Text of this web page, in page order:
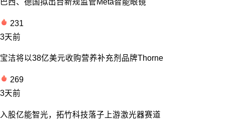
231
3天前
宝洁将以38亿美元收购营养补充剂品牌Thorne
269
3天前
入股亿能智光，拓竹科技落子上游激光器赛道